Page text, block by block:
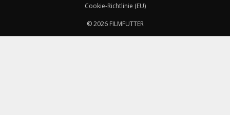
Cookie-Richtlinie (EU)
© 2026 FILMFUTTER